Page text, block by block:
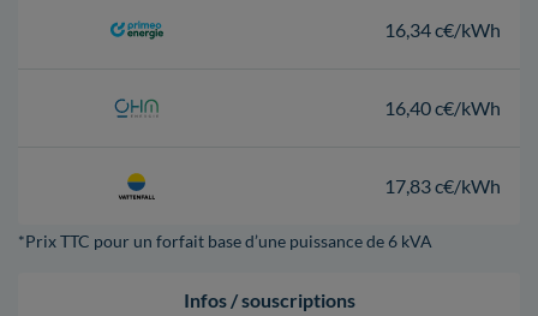
16,34 c€/kWh
16,40 c€/kWh
17,83 c€/kWh
*Prix TTC pour un forfait base d’une puissance de 6 kVA
Infos / souscriptions